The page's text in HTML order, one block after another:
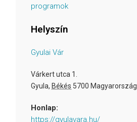
programok
Helyszín
Gyulai Vár
Várkert utca 1.
Gyula, Békés 5700 Magyarország
Honlap:
https://gyulavara.hu/